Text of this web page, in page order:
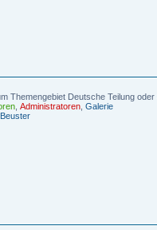
Themengebiet Deutsche Teilung
Administratoren Galerie